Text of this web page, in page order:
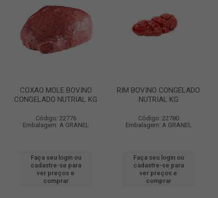
COXAO MOLE BOVINO
CONGELADO NUTRIAL KG
Código: 22776
Embalagem: A GRANEL
Faça seu login ou
cadastre-se para
ver preços e
comprar
RIM BOVINO CONGELADO
NUTRIAL KG
Código: 22780
Embalagem: A GRANEL
Faça seu login ou
cadastre-se para
ver preços e
comprar